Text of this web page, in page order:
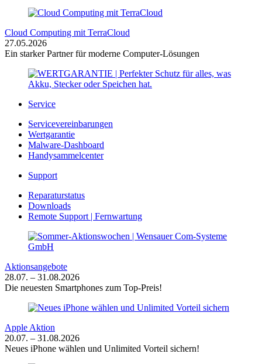
Cloud Computing mit TerraCloud
27.05.2026
Ein starker Partner für moderne Computer-Lösungen
Service
Servicevereinbarungen
Wertgarantie
Malware-Dashboard
Handysammelcenter
Support
Reparaturstatus
Downloads
Remote Support | Fernwartung
Aktionsangebote
28.07. – 31.08.2026
Die neuesten Smartphones zum Top-Preis!
Apple Aktion
20.07. – 31.08.2026
Neues iPhone wählen und Unlimited Vorteil sichern!